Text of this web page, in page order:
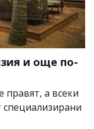
и още по-
правят, а всеки